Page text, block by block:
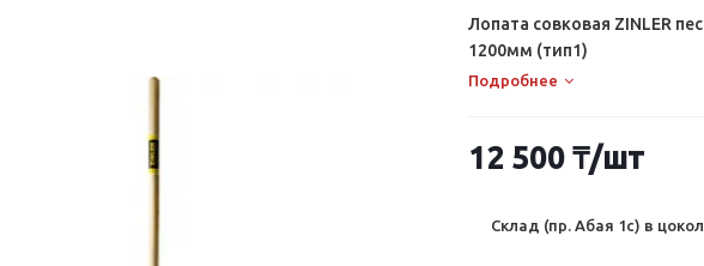
Лопата совковая ZINLER
1200мм (тип1)
Подробнее
12 500 ₸/шт
Склад (пр. Абая 1с) в